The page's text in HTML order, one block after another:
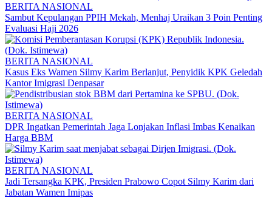
BERITA NASIONAL
Sambut Kepulangan PPIH Mekah, Menhaj Uraikan 3 Poin Penting
Evaluasi Haji 2026
BERITA NASIONAL
Kasus Eks Wamen Silmy Karim Berlanjut, Penyidik KPK Geledah
Kantor Imigrasi Denpasar
BERITA NASIONAL
DPR Ingatkan Pemerintah Jaga Lonjakan Inflasi Imbas Kenaikan
Harga BBM
BERITA NASIONAL
Jadi Tersangka KPK, Presiden Prabowo Copot Silmy Karim dari
Jabatan Wamen Imipas